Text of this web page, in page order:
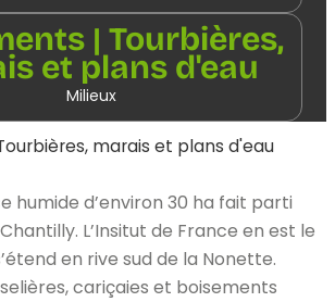
| Tourbières,
et plans d'eau
Milieux
marais et plans d'eau
humide d’environ 30 ha fait parti
L’Insitut de France en est le
en rive sud de la Nonette.
cariçaies et boisements